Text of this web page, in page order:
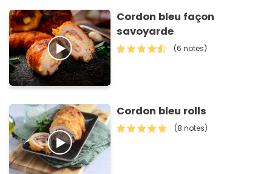
Cordon bleu façon
savoyarde
(6 notes)
Cordon bleu rolls
(8 notes)